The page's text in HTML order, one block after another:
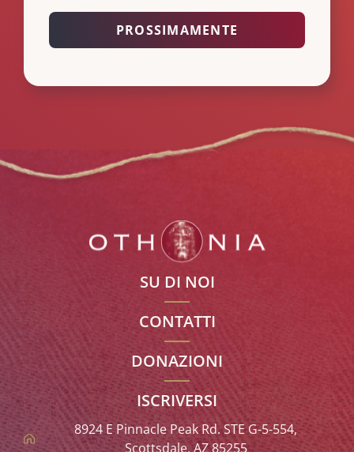
PROSSIMAMENTE
SU DI NOI
CONTATTI
DONAZIONI
ISCRIVERSI
8924 E Pinnacle Peak Rd. STE G-5-554,
Scottsdale, AZ 85255